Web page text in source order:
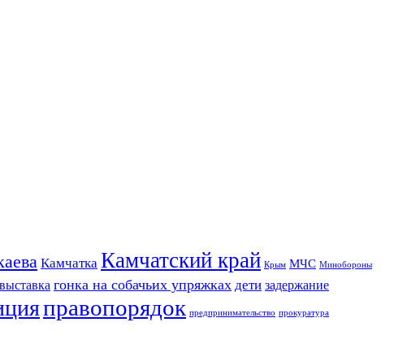
Камчатка Камчатский край Крым МЧС Минобороны
выставка гонка на собачьих упряжках дети задержание
правопорядок предпринимательство прокуратура